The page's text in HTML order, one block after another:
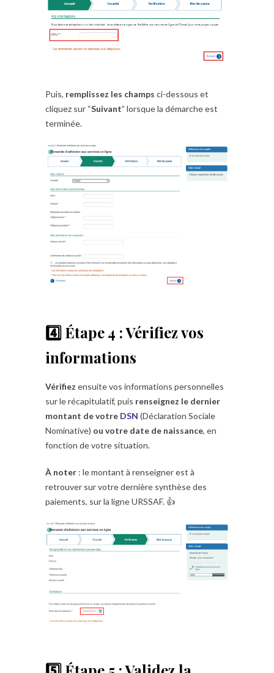
Puis, remplissez les champs ci-dessous et
cliquez sur “Suivant” lorsque la démarche est
terminée.
4️⃣ Étape 4 : Vérifiez vos
informations
Vérifiez ensuite vos informations personnelles
sur le récapitulatif, puis renseignez le dernier
montant de votre DSN (Déclaration Sociale
Nominative) ou votre date de naissance, en
fonction de votre situation.
À noter : le montant à renseigner est à
retrouver sur votre dernière synthèse des
paiements, sur la ligne URSSAF. 👍